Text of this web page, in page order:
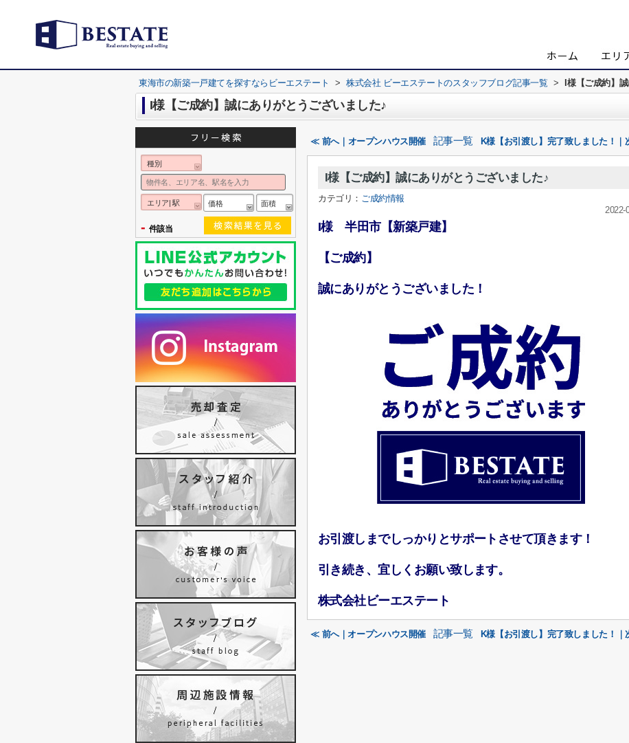
東海市の新築一戸建てを探すならビーエステート > 株式会社 ビーエステートのスタッフブログ記事一覧 > I様【ご成約】
I様【ご成約】誠にありがとうございました♪
≪ 前へ｜オープンハウス開催 記事一覧 K様【お引渡し】完了致しました！
I様【ご成約】誠にありがとうございました♪
カテゴリ： ご成約情報
2022-
I様 半田市【新築戸建】
【ご成約】
誠にありがとうございました！
お引渡しまでしっかりとサポートさせて頂きます！
引き続き、宜しくお願い致します。
株式会社ビーエステート
≪ 前へ｜オープンハウス開催 記事一覧 K様【お引渡し】完了致しました！
種別
エリア| 駅 価格 面積
- 件該当